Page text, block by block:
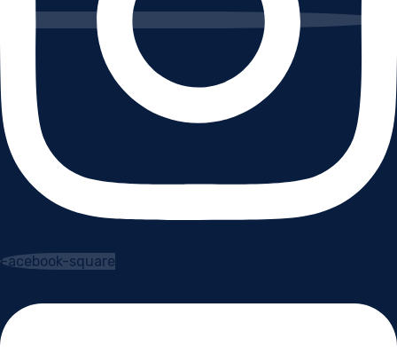
Facebook-square